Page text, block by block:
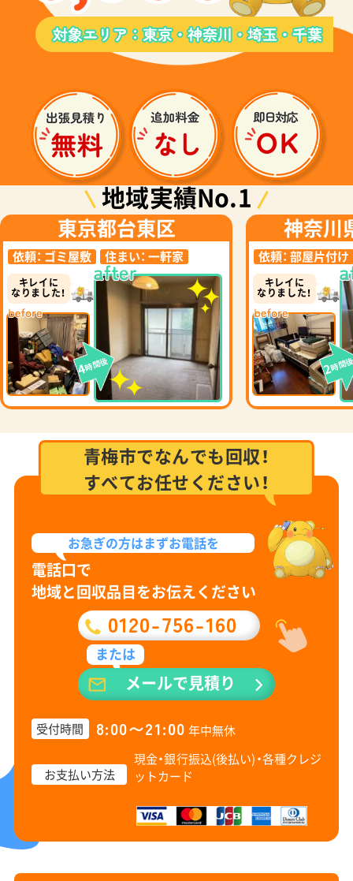
地域実績No.1
東京都台東区
依頼： ゴミ屋敷 住まい： 一軒家
キレイに
なりました！
4時間後
神奈川
依頼： 部屋片付け
キレイに
なりました！
2時間
青梅市でなんでも回収！
すべてお任せください！
お急ぎの方はまずお電話を
電話口で
地域と回収品目をお伝えください
0120-756-160
または
メールで見積り
受付時間 8:00〜21:00 年中無休
お支払い方法
現金・銀行振込(後払い)・各種クレジ
ットカード